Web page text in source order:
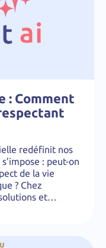
: Comment
redéfinit nos
: peut-on
de la vie
? Chez
et…